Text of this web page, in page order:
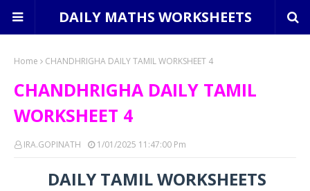
DAILY MATHS WORKSHEETS
Home CHANDHRIGHA DAILY TAMIL WORKSHEET 4
CHANDHRIGHA DAILY TAMIL
WORKSHEET 4
IRA.GOPINATH 1/01/2025 11:47:00 Pm
DAILY TAMIL WORKSHEETS